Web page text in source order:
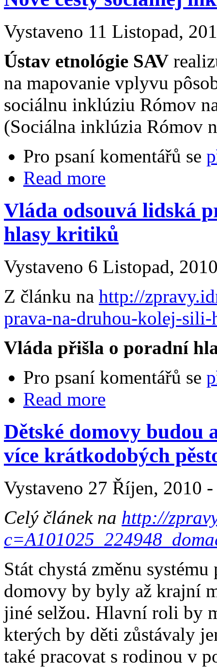
Vystaveno 11 Listopad,
Ústav etnológie SAV
na mapovanie vplyvu
sociálnu inklúziu Rómov
(Sociálna inklúzia Rómov
Pro psaní komentářů se
Read more
Vláda odsouvá lidská
hlasy kritiků
Vystaveno 6 Listopad,
Z článku na http://
prava-na-druhou-kolej-sili-
Vláda přišla o poradní
Pro psaní komentářů se
Read more
Dětské domovy budou
více krátkodobých
Vystaveno 27 Říjen, 2010
Celý článek na http://
Stát chystá změnu
domovy by byly až krajní
jiné selžou. Hlavní roli by
kterých by děti zůstávaly
také pracovat s rodinou v